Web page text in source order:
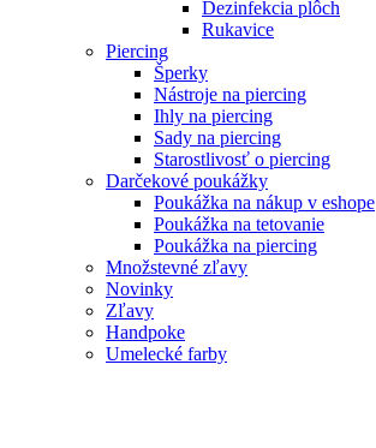
Dezinfekcia plôch
Rukavice
Piercing
Šperky
Nástroje na piercing
Ihly na piercing
Sady na piercing
Starostlivosť o piercing
Darčekové poukážky
Poukážka na nákup v eshope
Poukážka na tetovanie
Poukážka na piercing
Množstevné zľavy
Novinky
Zľavy
Handpoke
Umelecké farby